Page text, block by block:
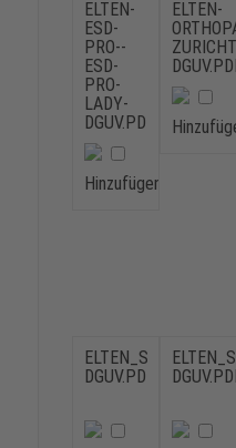
ELTEN-
ESD-
PRO--
ESD-
PRO-
LADY-
DGUV.PDF
Hinzufügen
ELTEN-
DGUV.PDF
ELTEN_SCHEIN-
DGUV.PDF
DGUV.PDF